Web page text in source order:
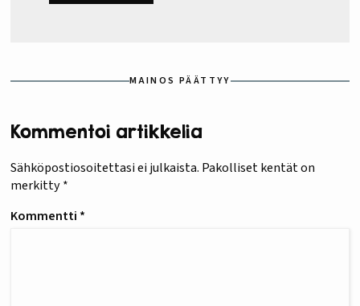
MAINOS PÄÄTTYY
Kommentoi artikkelia
Sähköpostiosoitettasi ei julkaista. Pakolliset kentät on
merkitty*
Kommentti *